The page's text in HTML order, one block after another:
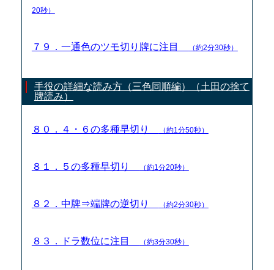
20秒）
７９．一通色のツモ切り牌に注目 （約2分30秒）
手役の詳細な読み方（三色同順編）（土田の捨て
牌読み）
８０．４・６の多種早切り （約1分50秒）
８１．５の多種早切り （約1分20秒）
８２．中牌⇒端牌の逆切り （約2分30秒）
８３．ドラ数位に注目 （約3分30秒）